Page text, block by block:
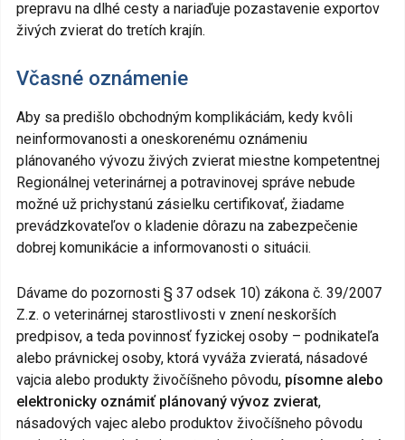
prepravu na dlhé cesty a nariaďuje pozastavenie exportov
živých zvierat do tretích krajín.
Včasné oznámenie
Aby sa predišlo obchodným komplikáciám, kedy kvôli
neinformovanosti a oneskorenému oznámeniu
plánovaného vývozu živých zvierat miestne kompetentnej
Regionálnej veterinárnej a potravinovej správe nebude
možné už prichystanú zásielku certifikovať, žiadame
prevádzkovateľov o kladenie dôrazu na zabezpečenie
dobrej komunikácie a informovanosti o situácii.
Dávame do pozornosti § 37 odsek 10) zákona č. 39/2007
Z.z. o veterinárnej starostlivosti v znení neskorších
predpisov, a teda povinnosť fyzickej osoby – podnikateľa
alebo právnickej osoby, ktorá vyváža zvieratá, násadové
vajcia alebo produkty živočíšneho pôvodu, písomne alebo
elektronicky oznámiť plánovaný vývoz zvierat,
násadových vajec alebo produktov živočíšneho pôvodu